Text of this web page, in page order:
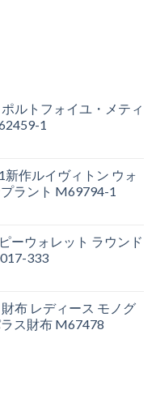
ルトフォイユ・メティ
1
作ルイヴィトン ウォ
ラント M69794-1
ーウォレット ラウンド
333
布 レディース モノグ
ス財布 M67478